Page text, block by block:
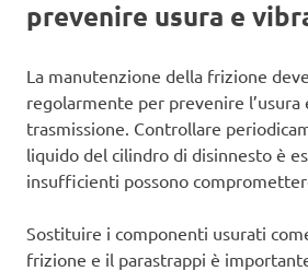
prevenire usura e
La manutenzione della frizione
regolarmente per prevenire
trasmissione. Controllare
liquido del cilindro di disinnesto è
insufficienti possono
Sostituire i componenti usurati
frizione e il parastrappi è